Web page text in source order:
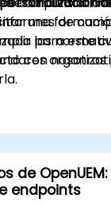
de
las
una
para este
con nosotros
de
endpoints